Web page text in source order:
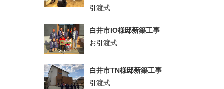
引渡式
白井市IO様邸新築工事
お引渡式
白井市TN様邸新築工事
引渡式